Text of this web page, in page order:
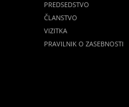
PREDSEDSTVO
ČLANSTVO
VIZITKA
PRAVILNIK O ZASEBNOSTI